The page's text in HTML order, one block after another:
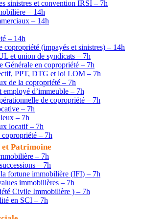
sinistres et convention IRSI – 7h
– 14h
– 14h
– 14h
copropriété (impayés et sinistres) – 14h
et union de syndicats – 7h
Générale en copropriété – 7h
PPT, DTG et loi LOM – 7h
de la copropriété – 7h
employé d’immeuble – 7h
de copropriété – 7h
– 7h
– 7h
locatif – 7h
– 7h
Patrimoine
– 7h
– 7h
fortune immobilière (IFI) – 7h
immobilières – 7h
Civile Immobilière ) – 7h
en SCI – 7h